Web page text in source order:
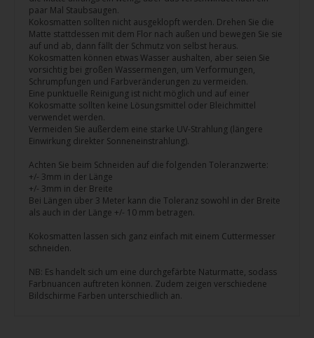
paar Mal Staubsaugen.
Kokosmatten sollten nicht ausgeklopft werden. Drehen Sie die
Matte stattdessen mit dem Flor nach außen und bewegen Sie sie
auf und ab, dann fällt der Schmutz von selbst heraus.
Kokosmatten können etwas Wasser aushalten, aber seien Sie
vorsichtig bei großen Wassermengen, um Verformungen,
Schrumpfungen und Farbveränderungen zu vermeiden.
Eine punktuelle Reinigung ist nicht möglich und auf einer
Kokosmatte sollten keine Lösungsmittel oder Bleichmittel
verwendet werden.
Vermeiden Sie außerdem eine starke UV-Strahlung (längere
Einwirkung direkter Sonneneinstrahlung).
Achten Sie beim Schneiden auf die folgenden Toleranzwerte:
+/- 3mm in der Länge
+/- 3mm in der Breite
Bei Längen über 3 Meter kann die Toleranz sowohl in der Breite
als auch in der Länge +/- 10 mm betragen.
Kokosmatten lassen sich ganz einfach mit einem Cuttermesser
schneiden.
NB: Es handelt sich um eine durchgefärbte Naturmatte, sodass
Farbnuancen auftreten können. Zudem zeigen verschiedene
Bildschirme Farben unterschiedlich an.